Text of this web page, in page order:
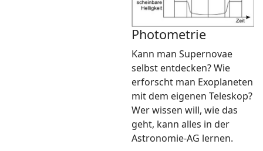
Photometrie
Kann man Supernovae
selbst entdecken? Wie
erforscht man Exoplaneten
mit dem eigenen Teleskop?
Wer wissen will, wie das
geht, kann alles in der
Astronomie-AG lernen.